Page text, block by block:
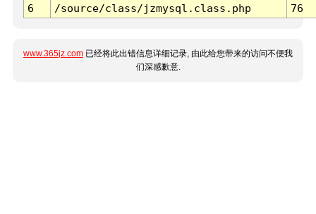
6
/source/class/jzmysql.class.php 76
www.365jz.com 已经将此出错信息详细记录, 由此给您带来的访问不便我
们深感歉意.